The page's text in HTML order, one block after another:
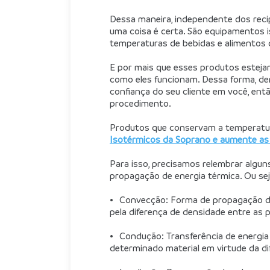
Dessa maneira, independente dos
uma coisa é certa. São
temperaturas de bebidas e
E por mais que esses produtos
como eles funcionam. Dessa forma,
confiança do seu cliente em você,
procedimento.
Produtos que conservam a
Isotérmicos da Soprano e aumente
Para isso, precisamos relembrar
propagação de energia térmica. Ou
•	Convecção: Forma de propagação de calor em meios líquidos ou gasosos, ocasionada
pela diferença de densidade entre
•	Condução: Transferência de energia térmica entre as partículas que constituem um
determinado material em virtude da